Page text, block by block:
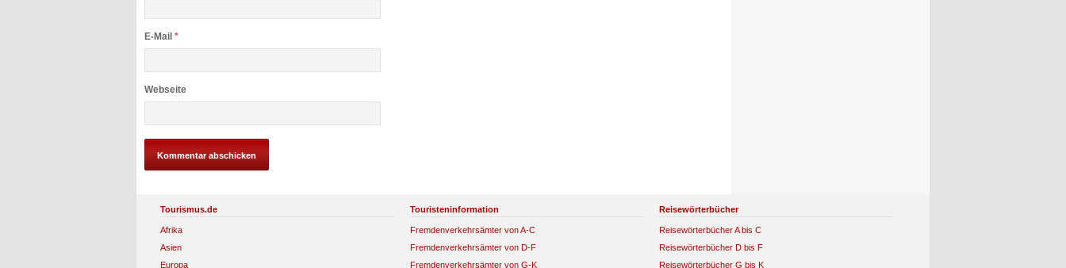
E-Mail *
Webseite
Tourismus.de
Afrika
Asien
Europa
Touristeninformation
Fremdenverkehrsämter von A-C
Fremdenverkehrsämter von D-F
Fremdenverkehrsämter von G-K
Reisewörterbücher
Reisewörterbücher A bis C
Reisewörterbücher D bis F
Reisewörterbücher G bis K